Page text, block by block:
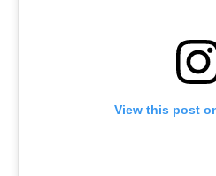
View this post